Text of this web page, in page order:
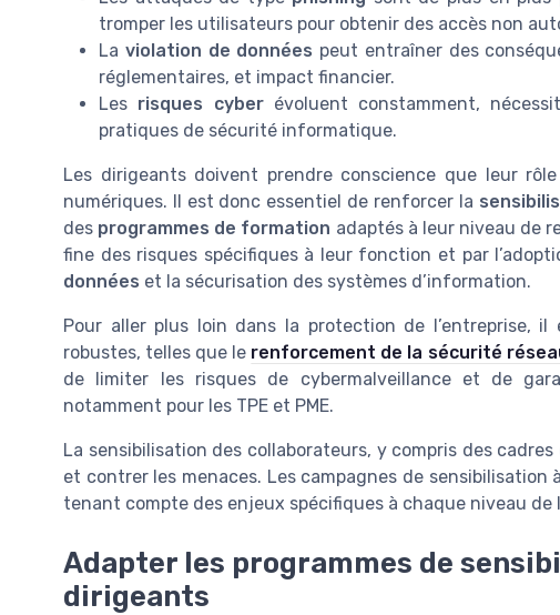
tromper les utilisateurs pour obtenir des accès non
La violation de données peut entraîner des
réglementaires, et impact financier.
Les risques cyberévoluent constamment,
pratiques de sécurité informatique.
Les dirigeants doivent prendre conscience que leur
numériques. Il est donc essentiel de renforcer la
des programmes de formation adaptés à leur niveau de
fine des risques spécifiques à leur fonction et par
données et la sécurisation des systèmes d’information.
Pour aller plus loin dans la protection de l’entreprise,
robustes, telles que le renforcement de la sécurité
de limiter les risques de cybermalveillance et de
notamment pour les TPE et PME.
La sensibilisation des collaborateurs, y compris des
et contrer les menaces. Les campagnes de
tenant compte des enjeux spécifiques à chaque niveau de
Adapter les programmes de
dirigeants